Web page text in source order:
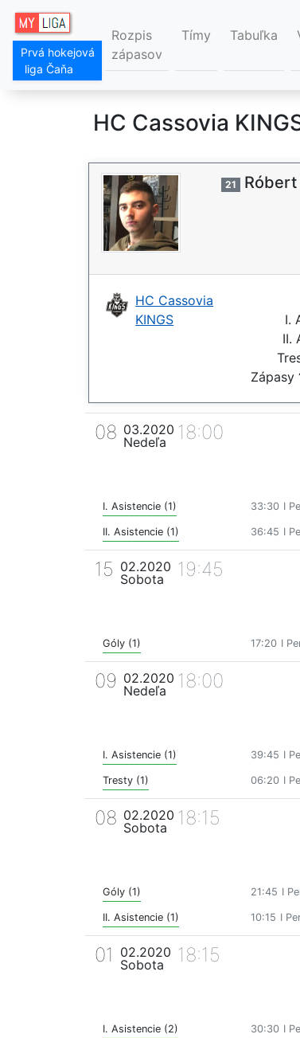
Prvá hokejová
liga Čaňa
Rozpis
zápasov
Tímy Tabuľka
HC Cassovia
21
HC Cassovia
KINGS
I.
II.
Zápasy
08 03.2020
Nedeľa
18:00
I. Asistencie (1) 33:30 I
II. Asistencie (1) 36:45 I
15 02.2020
Sobota
19:45
Góly (1) 17:20 I
09 02.2020
Nedeľa
18:00
I. Asistencie (1) 39:45 I
Tresty (1) 06:20 I
08 02.2020
Sobota
18:15
Góly (1) 21:45 I
II. Asistencie (1) 10:15 I
01
02.2020
Sobota
18:15
I. Asistencie (2) 30:30 I